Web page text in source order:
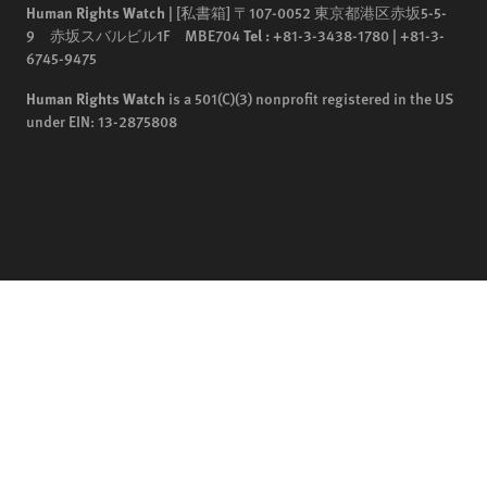
Human Rights Watch | [私書箱] 〒107-0052 東京都港区赤坂5-5-
9 赤坂スバルビル1F MBE704Tel :+81-3-3438-1780 | +81-3-
6745-9475
Human Rights Watch is a 501(C)(3) nonprofit registered in the US
under EIN: 13-2875808